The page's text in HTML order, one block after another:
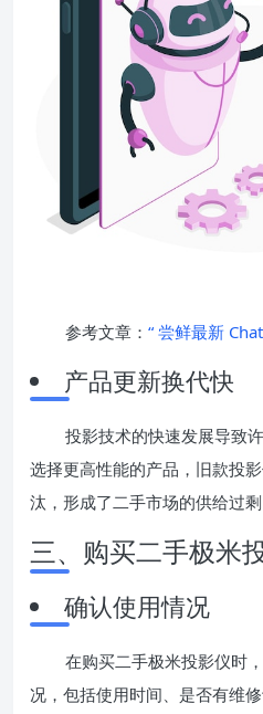
参考文章： “ 尝鲜最新
产品更新换代快
投影技术的快速发展导致
选择更高性能的产品，旧款投
汰，形成了二手市场的供给过剩
三、购买二手极米
确认使用情况
在购买二手极米投影仪时
况，包括使用时间、是否有维